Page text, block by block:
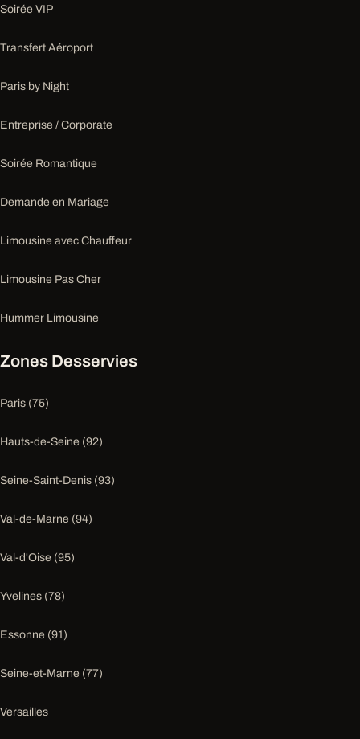
Soirée VIP
Transfert Aéroport
Paris by Night
Entreprise / Corporate
Soirée Romantique
Demande en Mariage
Limousine avec Chauffeur
Limousine Pas Cher
Hummer Limousine
Zones Desservies
Paris (75)
Hauts-de-Seine (92)
Seine-Saint-Denis (93)
Val-de-Marne (94)
Val-d'Oise (95)
Yvelines (78)
Essonne (91)
Seine-et-Marne (77)
Versailles